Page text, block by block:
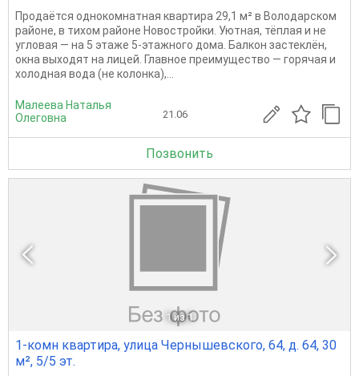
Продаётся однокомнатная квартира 29,1 м² в Володарском
районе, в тихом районе Новостройки. Уютная, тёплая и не
угловая — на 5 этаже 5-этажного дома. Балкон застеклён,
окна выходят на лицей. Главное преимущество — горячая и
холодная вода (не колонка),...
Малеева Наталья
Олеговна
21.06
Позвонить
1 из 1
1-комн квартира, улица Чернышевского, 64, д. 64, 30
м², 5/5 эт.